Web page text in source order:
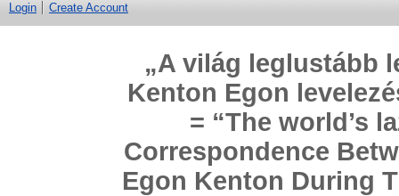
Login Create Account
„A világ leglustább
Kenton Egon
= “The world’s
Correspondence
Egon Kenton During